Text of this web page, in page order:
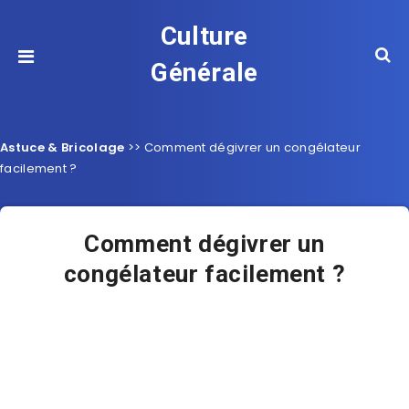
Culture
Générale
Astuce & Bricolage >> Comment dégivrer un congélateur
facilement ?
Comment dégivrer un
congélateur facilement ?